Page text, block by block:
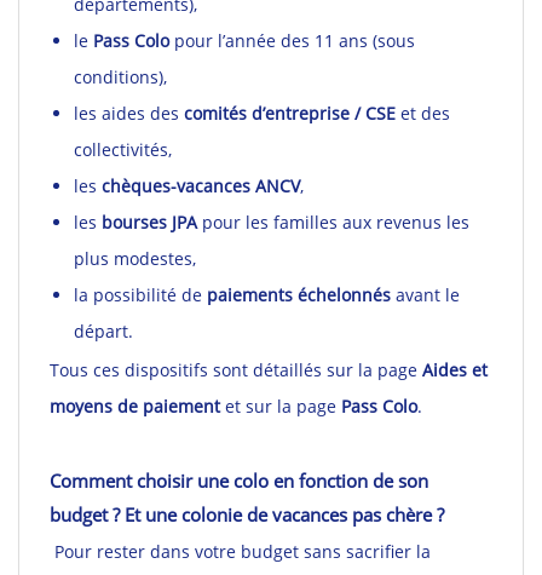
le Pass Colopour l’année des 11 ans (sous
conditions),
les aides des comités d’entreprise / CSE et des
collectivités,
les chèques-vacances ANCV,
les bourses JPApour les familles aux revenus les
plus modestes,
la possibilité de paiements échelonnés avant le
départ.
Tous ces dispositifs sont détaillés sur la page Aides et
moyens de paiementet sur la page Pass Colo.
Comment choisir une colo en fonction de son
budget ? Et une colonie de vacances pas chère ?
Pour rester dans votre budget sans sacrifier la